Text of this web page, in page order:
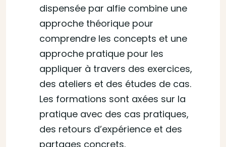
dispensée par alfie combine une
approche théorique pour
comprendre les concepts et une
approche pratique pour les
appliquer à travers des exercices,
des ateliers et des études de cas.
Les formations sont axées sur la
pratique avec des cas pratiques,
des retours d’expérience et des
partages concrets.